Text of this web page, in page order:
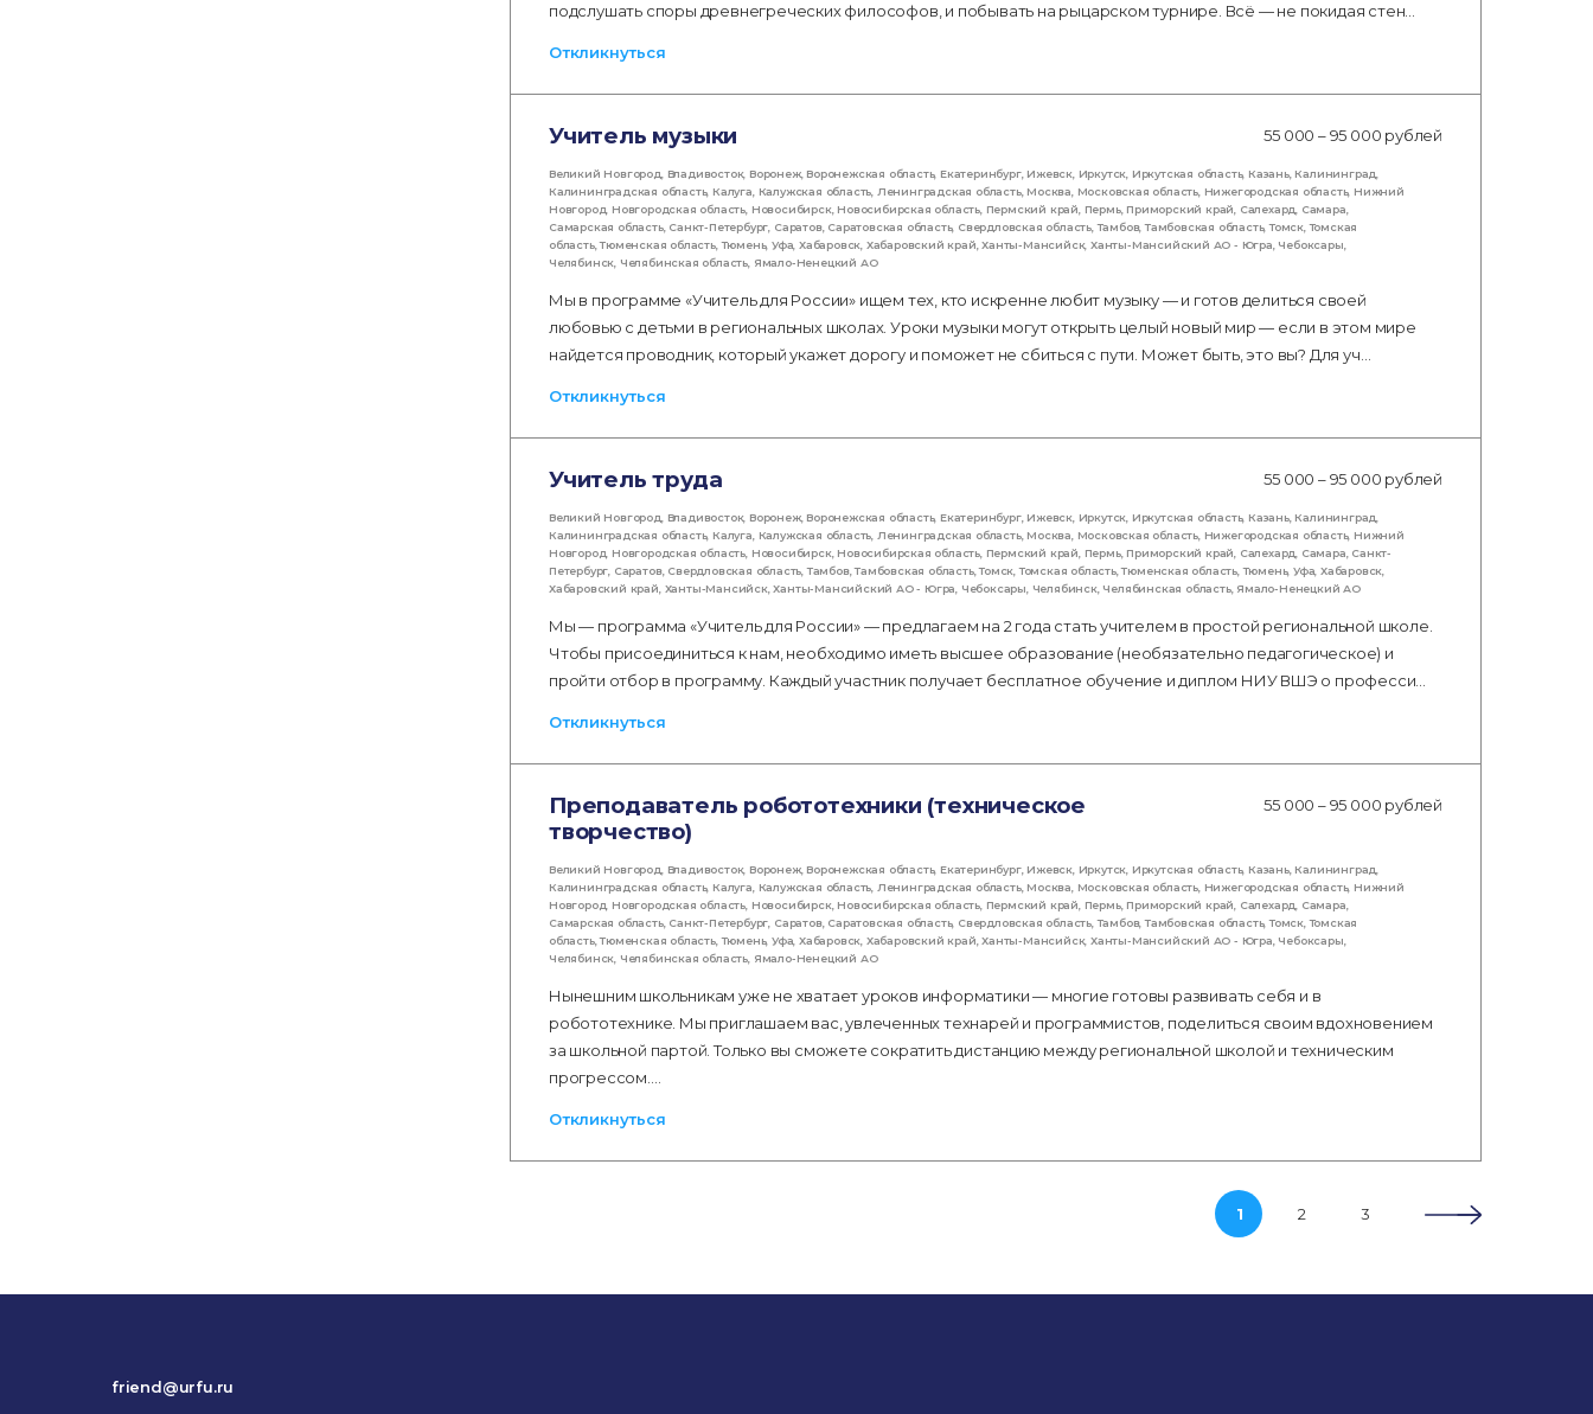
подслушать споры древнегреческих философов, и побывать на рыцарском турнире. Всё — не покидая стен…
Откликнуться
Учитель музыки 55 000 – 95 000 рублей
Великий Новгород Владивосток, Воронеж, Воронежская область, Екатеринбург, Ижевск, Иркутск Иркутская область, Казань, Калининград
Калининградская область, Калуга Калужская область Ленинградская область, Москва Московская область, Нижегородская область, Нижний
Новгород Новгородская область Новосибирск, Новосибирская область, Пермский край Пермь, Приморский край Салехард Самара
Самарская область, Санкт-Петербург Саратов, Саратовская область, Свердловская область,Тамбов,Тамбовская область,Томск,Томская
область,Тюменская область,Тюмень, Уфа Хабаровск Хабаровский край ,Ханты-Мансийск, Ханты-Мансийский АО - Югра Чебоксары
Челябинск Челябинская область Ямало-Ненецкий АО
Мы в программе «Учитель для России» ищем тех, кто искренне любит музыку — и готов делиться своей
любовью с детьми в региональных школах. Уроки музыки могут открыть целый новый мир — если в этом мире
найдется проводник, который укажет дорогу и поможет не сбиться с пути. Может быть, это вы? Для уч…
Откликнуться
Учитель труда 55 000 – 95 000 рублей
Великий Новгород Владивосток, Воронеж, Воронежская область, Екатеринбург, Ижевск, Иркутск Иркутская область, Казань, Калининград
Калининградская область, Калуга Калужская область Ленинградская область, Москва Московская область, Нижегородская область, Нижний
Новгород Новгородская область Новосибирск, Новосибирская область, Пермский край Пермь, Приморский край Салехард Самара Санкт-
Петербург Саратов, Свердловская область ,Тамбов,Тамбовская область,Томск ,Томская область,Тюменская область,Тюмень,Уфа ,Хабаровск
Хабаровский край Ханты-Мансийск,Ханты-Мансийский АО - Югра Чебоксары Челябинск, Челябинская область, Ямало-Ненецкий АО
Мы — программа «Учитель для России» — предлагаем на 2 года стать учителем в простой региональной школе.
Чтобы присоединиться к нам, необходимо иметь высшее образование (необязательно педагогическое) и
пройти отбор в программу. Каждый участник получает бесплатное обучение и диплом НИУ ВШЭ о професси…
Откликнуться
Преподаватель робототехники (техническое
творчество)
55 000 – 95 000 рублей
Великий Новгород Владивосток, Воронеж, Воронежская область, Екатеринбург, Ижевск, Иркутск Иркутская область, Казань, Калининград
Калининградская область, Калуга Калужская область Ленинградская область, Москва Московская область, Нижегородская область, Нижний
Новгород Новгородская область Новосибирск, Новосибирская область, Пермский край Пермь, Приморский край Салехард Самара
Самарская область, Санкт-Петербург Саратов, Саратовская область, Свердловская область,Тамбов,Тамбовская область,Томск,Томская
область,Тюменская область,Тюмень, Уфа Хабаровск Хабаровский край ,Ханты-Мансийск, Ханты-Мансийский АО - Югра Чебоксары
Челябинск Челябинская область Ямало-Ненецкий АО
Нынешним школьникам уже не хватает уроков информатики — многие готовы развивать себя и в
робототехнике. Мы приглашаем вас, увлеченных технарей и программистов, поделиться своим вдохновением
за школьной партой. Только вы сможете сократить дистанцию между региональной школой и техническим
прогрессом.…
Откликнуться
1 2 3
friend@urfu.ru